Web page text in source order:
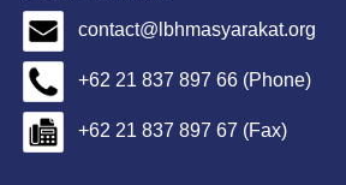
contact@lbhmasyarakat.org
+62 21 837 897 66 (Phone)
+62 21 837 897 67 (Fax)